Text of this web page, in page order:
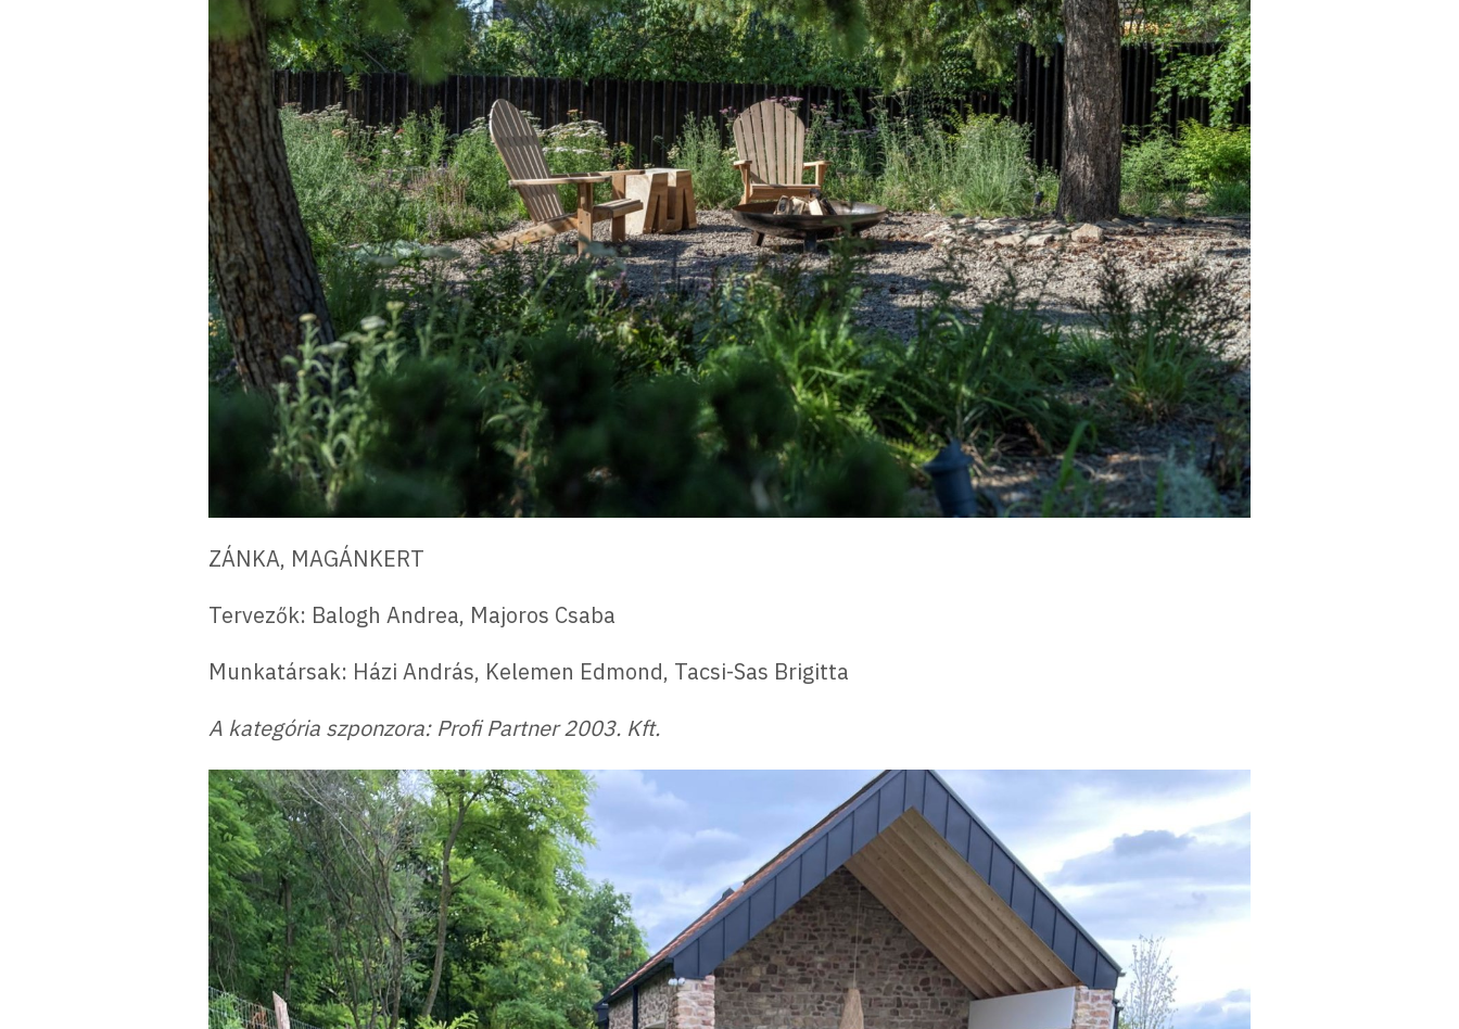
ZÁNKA, MAGÁNKERT
Tervezők: Balogh Andrea, Majoros Csaba
Munkatársak: Házi András, Kelemen Edmond, Tacsi-Sas Brigitta
A kategória szponzora: Profi Partner 2003. Kft.